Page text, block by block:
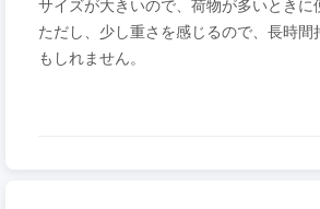
サイズが大きいので、荷物が多いときに
ただし、少し重さを感じるので、長時
もしれません。